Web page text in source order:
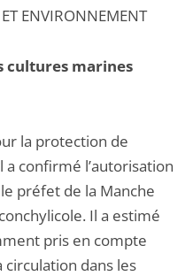
ENVIRONNEMENT
cultures marines
la protection de
confirmé l’autorisation
préfet de la Manche
Il a estimé
pris en compte
circulation dans les